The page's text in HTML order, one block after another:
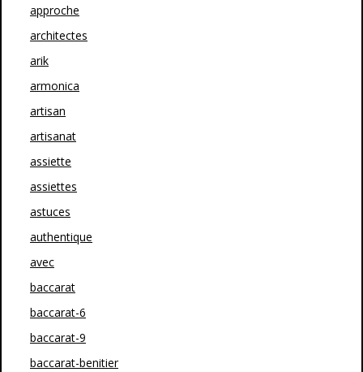
approche
architectes
arik
armonica
artisan
artisanat
assiette
assiettes
astuces
authentique
avec
baccarat
baccarat-6
baccarat-9
baccarat-benitier